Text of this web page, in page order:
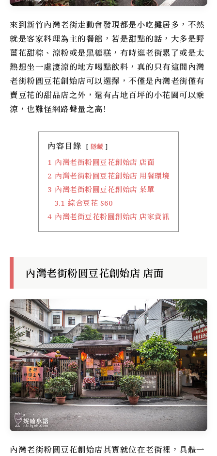
來到新竹內灣老街走動會發現都是小吃攤居多，不然
就是客家料理為主的餐館，若是甜點的話，大多是野
薑花甜粽、涼粉或是黑糖糕，有時逛老街累了或是太
熱想坐一處淒涼的地方喝點飲料，真的只有這間內灣
老街粉圓豆花創始店可以選擇，不僅是內灣老街僅有
賣豆花的甜品店之外，還有占地百坪的小花園可以乘
涼，也難怪網路聲量之高!
內容目錄 隱藏
1 內灣老街粉圓豆花創始店 店面
2 內灣老街粉圓豆花創始店 用餐環境
3 內灣老街粉圓豆花創始店 菜單
3.1 綜合豆花 $60
4 內灣老街豆花粉圓創始店 店家資訊
內灣老街粉圓豆花創始店 店面
內灣老街粉圓豆花創始店其實就位在老街裡，具體一